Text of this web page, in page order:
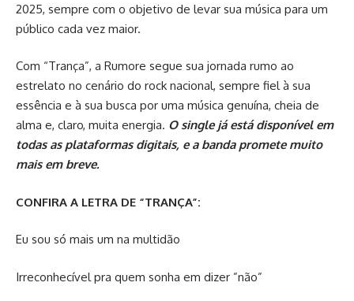
2025, sempre com o objetivo de levar sua música para um
público cada vez maior.
Com “Trança”, a Rumore segue sua jornada rumo ao
estrelato no cenário do rock nacional, sempre fiel à sua
essência e à sua busca por uma música genuína, cheia de
alma e, claro, muita energia. O single já está disponível em
todas as plataformas digitais, e a banda promete muito
mais em breve.
CONFIRA A LETRA DE “TRANÇA”:
Eu sou só mais um na multidão
Irreconhecível pra quem sonha em dizer ”não”